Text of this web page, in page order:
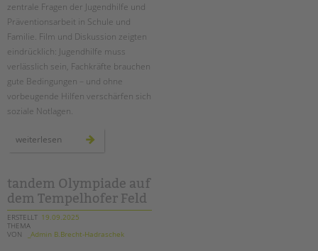
Zertfikatskurse
Seminarkalender
Seminarräume
STADTTEILARBEIT
PROFIL | LEITBILD
Kinder- und Jugendschutz
Gesellschafter VdK
schoolcoach BTL
tandem international
zentrale Fragen der Jugendhilfe und
Präventionsarbeit in Schule und
Familie. Film und Diskussion zeigten
eindrücklich: Jugendhilfe muss
verlässlich sein, Fachkräfte brauchen
gute Bedingungen – und ohne
vorbeugende Hilfen verschärfen sich
soziale Notlagen.
weiterlesen
filmabend
und
eine
debatte
über
die
zukunft
der
tandem Olympiade auf
dem Tempelhofer Feld
ERSTELLT 19.09.2025
THEMA
VON
_Admin B.Brecht-Hadraschek